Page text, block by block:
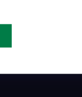
abweichen können.